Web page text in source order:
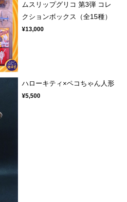
ムスリップグリコ 第3弾 コレ
クションボックス（全15種）
¥13,000
ハローキティ×ペコちゃん人形
¥5,500